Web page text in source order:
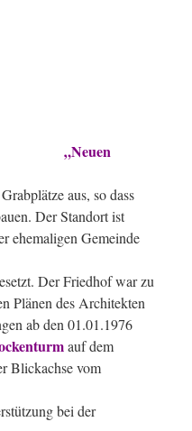
für den „Neuen
aus, so dass
Der Standort ist
ehemaligen Gemeinde
Der Friedhof war zu
Plänen des Architekten
ab den 01.01.1976
auf dem
Blickachse vom
bei der